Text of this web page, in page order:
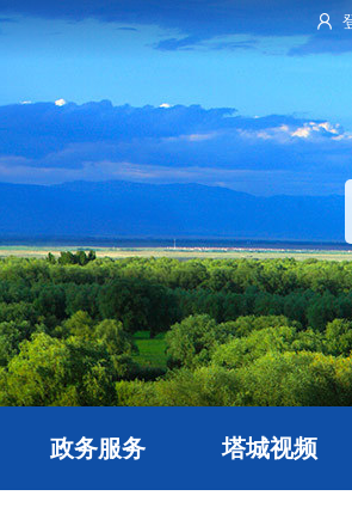
政务服务 塔城视频